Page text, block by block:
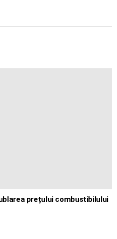
prețului combustibilului